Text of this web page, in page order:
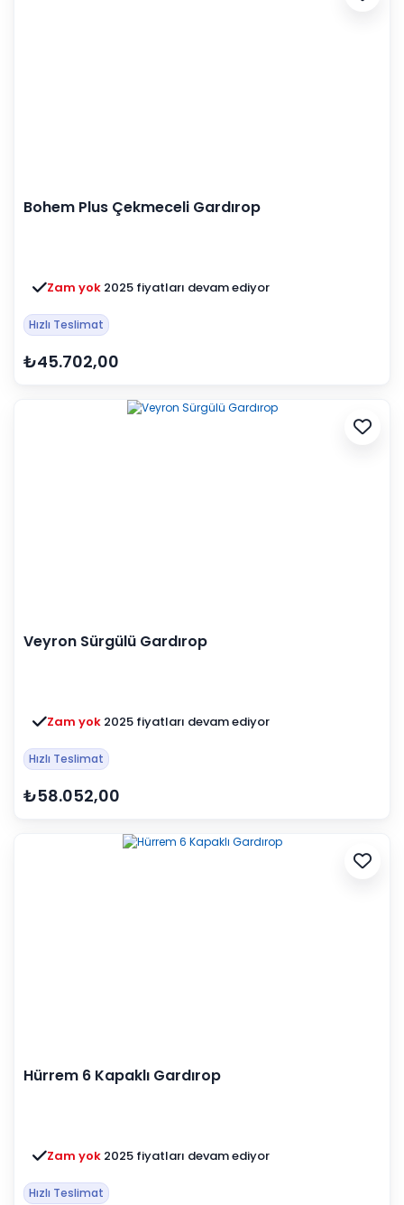
Bohem Plus Çekmeceli Gardırop
Zam yok 2025 fiyatları devam ediyor
Hızlı Teslimat
₺45.702,00
Veyron Sürgülü Gardırop
Zam yok 2025 fiyatları devam ediyor
Hızlı Teslimat
₺58.052,00
Hürrem 6 Kapaklı Gardırop
Zam yok 2025 fiyatları devam ediyor
Hızlı Teslimat